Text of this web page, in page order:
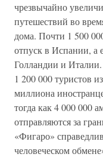
чрезвычайно
путешествий во
дома. Почти 1 500
отпуск в Испании, а
Голландии и
1 200 000 туристов
миллиона
тогда как 4 000 000
отправляются за
«Фигаро»
человеческом